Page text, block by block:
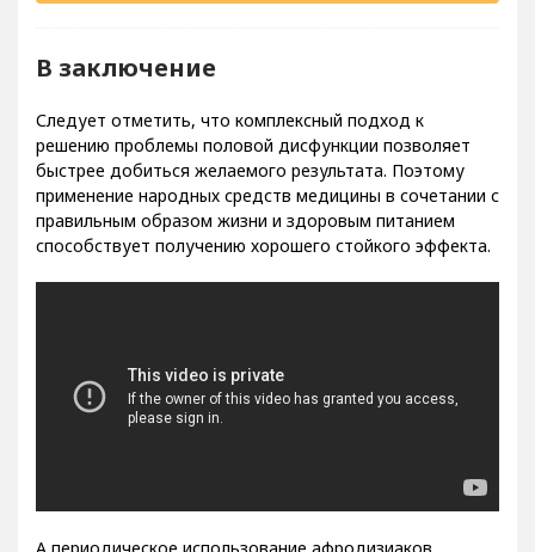
В заключение
Следует отметить, что комплексный подход к
решению проблемы половой дисфункции позволяет
быстрее добиться желаемого результата. Поэтому
применение народных средств медицины в сочетании с
правильным образом жизни и здоровым питанием
способствует получению хорошего стойкого эффекта.